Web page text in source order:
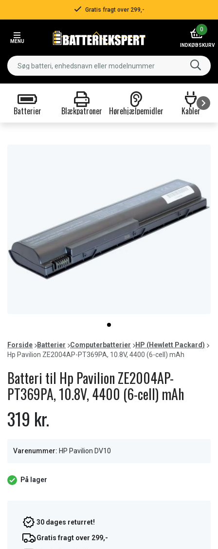
Gratis fragt over 299,-
MENU
0
INDKØBSKURV
Batterier Blækpatroner Hørehjælpemidler Kabler
item
0
of
1
Forside Batterier Computerbatterier
HP (Hewlett Packard)
Hp Pavilion ZE2004AP-PT369PA, 10.8V, 4400 (6-cell) mAh
Batteri til Hp Pavilion ZE2004AP-
PT369PA, 10.8V, 4400 (6-cell) mAh
319 kr.
Varenummer: HP Pavilion DV10
På lager
30 dages returret!
Gratis fragt over 299,-